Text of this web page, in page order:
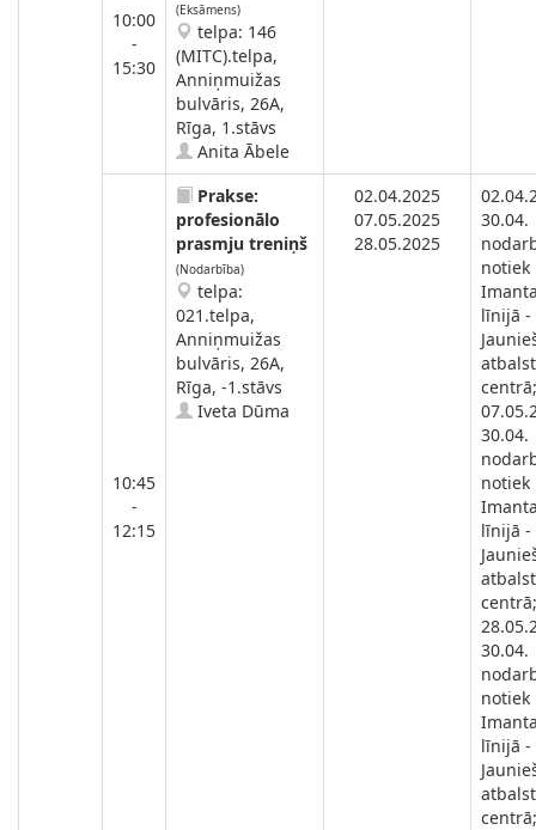
10:00
-
15:30
(Eksāmens)
telpa: 146
(MITC).telpa,
Anniņmuižas
bulvāris, 26A,
Rīga, 1.stāvs
Anita Ābele
10:45
-
12:15
Prakse:
profesionālo
prasmju treniņš
(Nodarbība)
telpa:
021.telpa,
Anniņmuižas
bulvāris, 26A,
Rīga, -1.stāvs
Iveta Dūma
02.04.2025
07.05.2025
28.05.2025
30.04.
notiek
līnijā -
centrā;
30.04.
notiek
līnijā -
centrā;
30.04.
notiek
līnijā -
centrā;